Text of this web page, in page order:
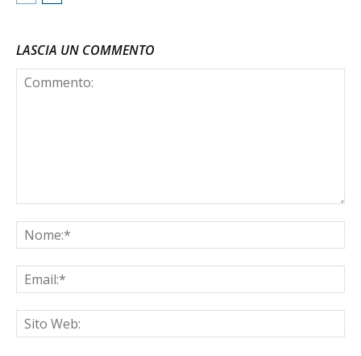
LASCIA UN COMMENTO